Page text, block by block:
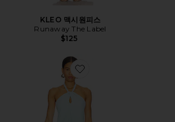
KLEO 맥시원피스
Runaway The Label
$125
Favorite ADEN 맥시원피스